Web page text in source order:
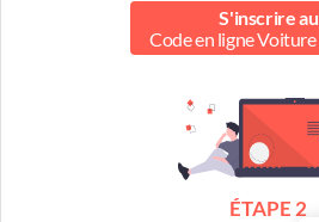
S'inscrire au
Code en ligne Voiture
ÉTAPE 2